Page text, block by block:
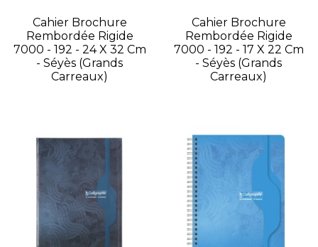
Cahier Brochure
Rembordée Rigide
7000 - 192 - 24 X 32 Cm
- Séyès (grands
Carreaux)
Cahier Brochure
Rembordée Rigide
7000 - 192 - 17 X 22 Cm
- Séyès (grands
Carreaux)